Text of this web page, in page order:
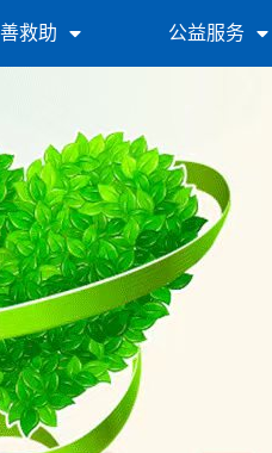
救助 公益服务